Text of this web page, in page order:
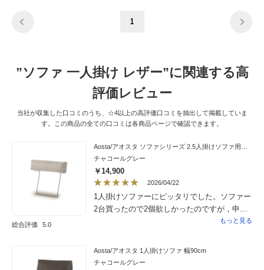
1
”ソファ 一人掛け レザー”に関連する高
評価レビュー
当社が収集した口コミのうち、☆4以上の高評価口コミを抽出して掲載していま
す。この商品の全ての口コミは各商品ページで確認できます。
総合評価 5.0
チャコールグレー
￥14,900
2026/04/22
1人掛けソファーにピッタリでした。ソファー
2台買ったので2個欲しかったのですが，申し
込みボタが反映されず？別に買うのも面倒
もっと見る
Aosta/アオスタ 1人掛けソファ 幅90cm
チャコールグレー